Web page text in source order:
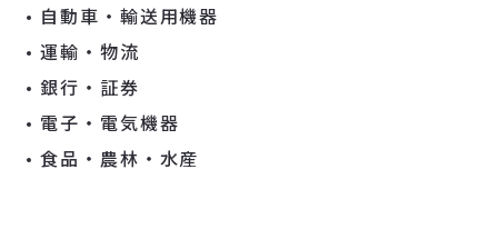
自動車・輸送用機器
運輸・物流
銀行・証券
電子・電気機器
食品・農林・水産